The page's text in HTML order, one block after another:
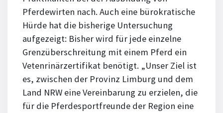
Pferdewirten nach. Auch eine bürokratische
Hürde hat die bisherige Untersuchung
aufgezeigt: Bisher wird für jede einzelne
Grenzüberschreitung mit einem Pferd ein
Vetenrinärzertifikat benötigt. „Unser Ziel ist
es, zwischen der Provinz Limburg und dem
Land NRW eine Vereinbarung zu erzielen, die
für die Pferdesportfreunde der Region eine